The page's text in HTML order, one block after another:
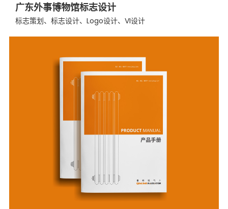
广东外事博物馆标志设计
标志策划、标志设计、Logo设计、VI设计